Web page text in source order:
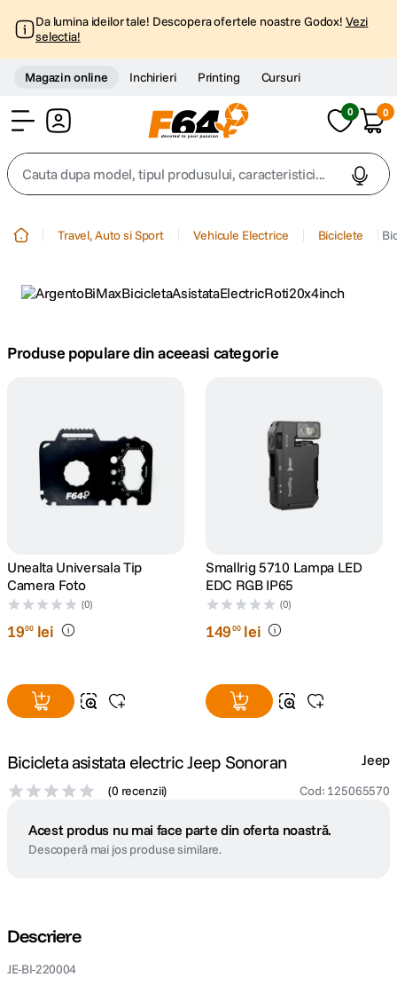
Da lumina ideilor tale! Descopera ofertele noastre Godox! Vezi
selectia!
Magazin online Inchirieri Printing Cursuri
0 0
Cauta dupa model, tipul produsului, caracteristici...
3. trepied telefon
canon sx740 hs
lavaliera
8. dji mic mini
9 dji osmo
Travel, Auto si Sport Vehicule Electrice Biciclete
Produse populare din aceeasi categorie
Unealta Universala Tip
Camera Foto
(0)
1900 lei
Smallrig 5710 Lampa LED
EDC RGB IP65
(0)
14900 lei
Bicicleta asistata electric Jeep Sonoran
(0 recenzii) Cod: 125065570
Jeep
Acest produs nu mai face parte din oferta noastră.
Descoperă mai jos produse similare.
Descriere
JE-BI-220004